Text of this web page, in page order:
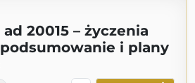
20015 – życzenia
i plany